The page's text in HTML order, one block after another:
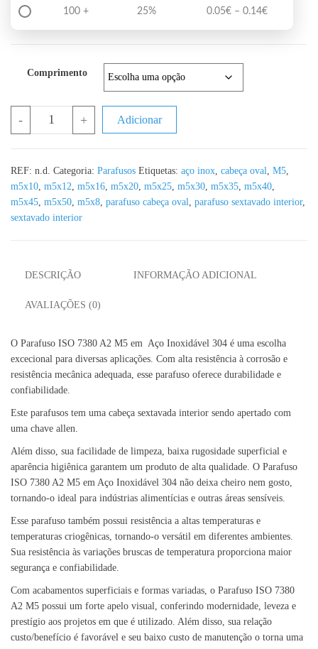
100 + 25% 0.05€ – 0.14€Price
Comprimento
- + Adicionar
REF: n.d. Categoria: Parafusos Etiquetas: aço inox cabeça oval M5
m5x10 m5x12 m5x16 m5x20 m5x25 m5x30 m5x35 m5x40
m5x45 m5x50 m5x8 parafuso cabeça oval parafuso sextavado interior,
sextavado interior
DESCRIÇÃO INFORMAÇÃO ADICIONAL
AVALIAÇÕES (0)
O Parafuso ISO 7380 A2 M5 em Aço Inoxidável 304 é uma escolha
excecional para diversas aplicações. Com alta resistência à corrosão e
resistência mecânica adequada, esse parafuso oferece durabilidade e
confiabilidade.
Este parafusos tem uma cabeça sextavada interior sendo apertado com
uma chave allen.
Além disso, sua facilidade de limpeza, baixa rugosidade superficial e
aparência higiênica garantem um produto de alta qualidade. O Parafuso
ISO 7380 A2 M5 em Aço Inoxidável 304 não deixa cheiro nem gosto,
tornando-o ideal para indústrias alimentícias e outras áreas sensíveis.
Esse parafuso também possui resistência a altas temperaturas e
temperaturas criogênicas, tornando-o versátil em diferentes ambientes.
Sua resistência às variações bruscas de temperatura proporciona maior
segurança e confiabilidade.
Com acabamentos superficiais e formas variadas, o Parafuso ISO 7380
A2 M5 possui um forte apelo visual, conferindo modernidade, leveza e
prestígio aos projetos em que é utilizado. Além disso, sua relação
custo/benefício é favorável e seu baixo custo de manutenção o torna uma